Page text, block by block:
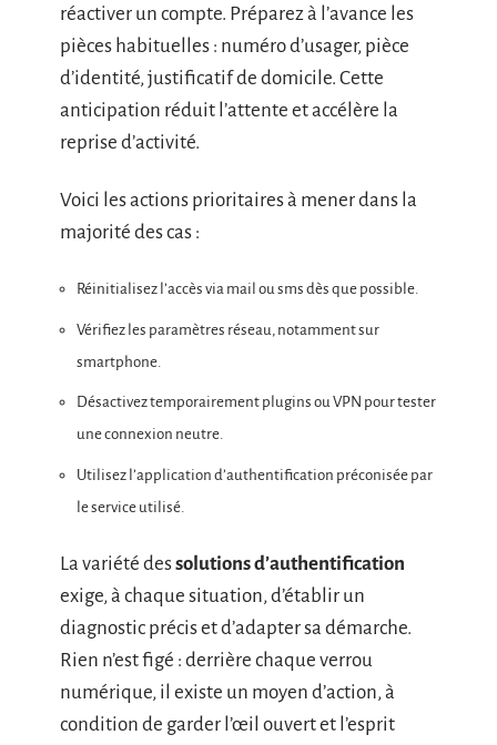
réactiver un compte. Préparez à l’avance les
pièces habituelles : numéro d’usager, pièce
d’identité, justificatif de domicile. Cette
anticipation réduit l’attente et accélère la
reprise d’activité.
Voici les actions prioritaires à mener dans la
majorité des cas :
Réinitialisez l’accès via mail ou sms dès que possible.
Vérifiez les paramètres réseau, notamment sur
smartphone.
Désactivez temporairement plugins ou VPN pour tester
une connexion neutre.
Utilisez l’application d’authentification préconisée par
le service utilisé.
La variété dessolutions d’authentification
exige, à chaque situation, d’établir un
diagnostic précis et d’adapter sa démarche.
Rien n’est figé : derrière chaque verrou
numérique, il existe un moyen d’action, à
condition de garder l’œil ouvert et l’esprit